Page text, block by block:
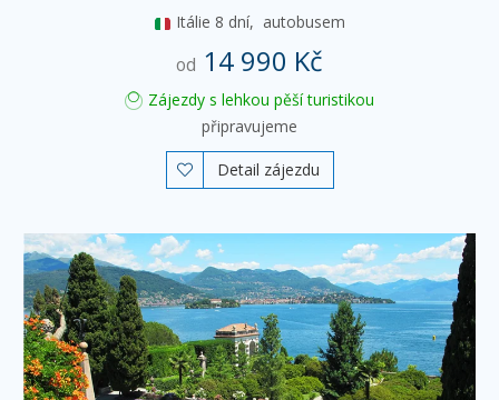
Itálie 8 dní, autobusem
od 14 990 Kč
Zájezdy s lehkou pěší turistikou
připravujeme
 Detail zájezdu